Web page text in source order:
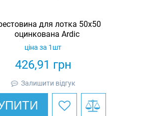
для лотка 50х50
оцинкована Ardic
426,91 грн
ціна за 1шт
Залишити відгук